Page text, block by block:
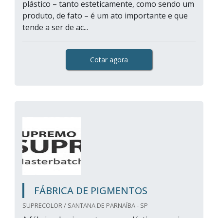
plástico – tanto esteticamente, como sendo um
produto, de fato – é um ato importante e que
tende a ser de ac...
Cotar agora
FÁBRICA DE PIGMENTOS
SUPRECOLOR / SANTANA DE PARNAÍBA - SP